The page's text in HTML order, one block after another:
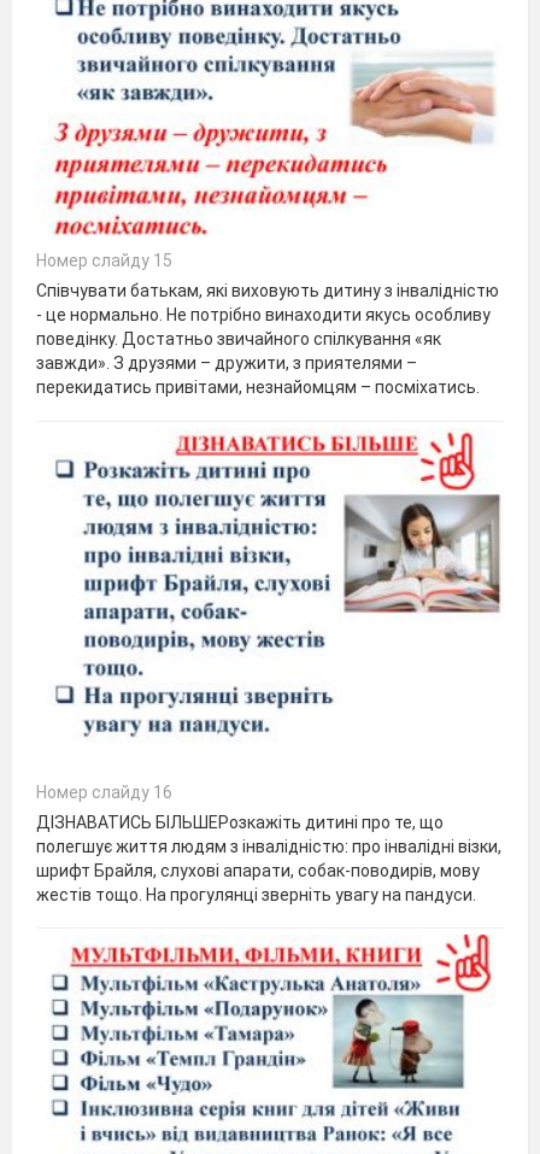
Номер слайду 15
Співчувати батькам, які виховують дитину з інвалідністю
- це нормально. Не потрібно винаходити якусь особливу
поведінку. Достатньо звичайного спілкування «як
завжди». З друзями – дружити, з приятелями –
перекидатись привітами, незнайомцям – посміхатись.
Номер слайду 16
ДІЗНАВАТИСЬ БІЛЬШЕРозкажіть дитині про те, що
полегшує життя людям з інвалідністю: про інвалідні візки,
шрифт Брайля, слухові апарати, собак-поводирів, мову
жестів тощо. На прогулянці зверніть увагу на пандуси.